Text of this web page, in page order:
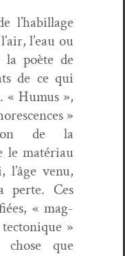
l’habillage
l’eau ou
poète de
de ce qui
« Humus »,
»
de la
le matéri­au
l’âge venu,
perte. Ces
« mag­
»
chose que